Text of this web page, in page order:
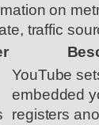
on
traffic
YouTube
embedded
registers